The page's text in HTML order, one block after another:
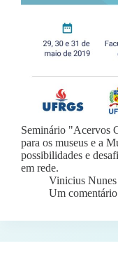
Seminário "Acervos
para os museus e a
possibilidades e
em rede.
Vinicius Nunes
Um comentário